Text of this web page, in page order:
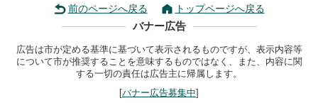
前のページへ戻る トップページへ戻る
バナー広告
広告は市が定める基準に基づいて表示されるものですが、表示内容等
について市が推奨することを意味するものではなく、また、内容に関
する一切の責任は広告主に帰属します。
[バナー広告募集中]